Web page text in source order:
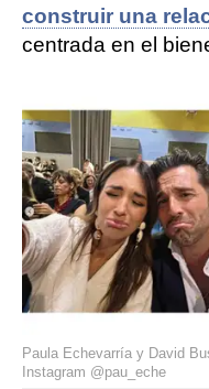
construir una
centrada en el
Paula Echevarría y David
Instagram @pau_eche